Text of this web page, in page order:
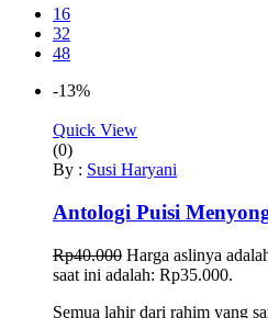
16
32
48
-13%
Quick View
(0)
By : Susi Haryani
Antologi Puisi
Rp40.000 Harga aslinya
saat ini adalah: Rp35.000.
Semua lahir dari rahim yang